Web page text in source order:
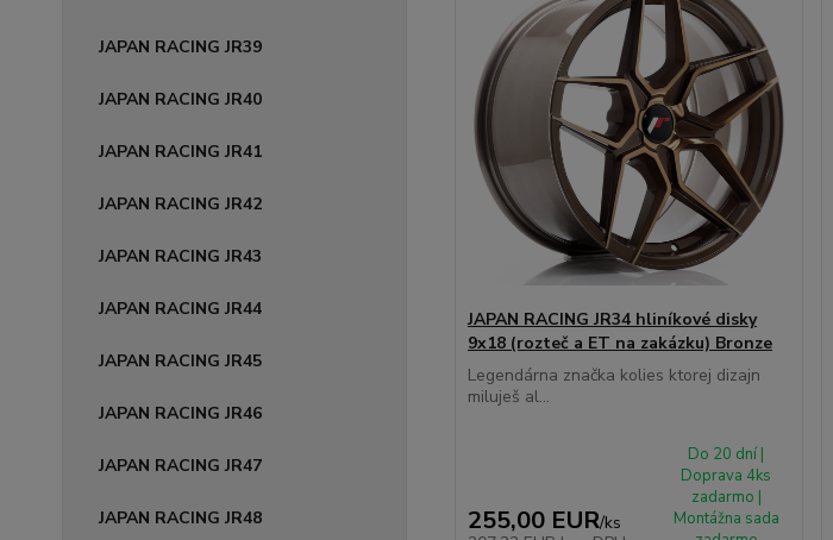
JAPAN RACING JR39
JAPAN RACING JR40
JAPAN RACING JR41
JAPAN RACING JR42
JAPAN RACING JR43
JAPAN RACING JR44
JAPAN RACING JR45
JAPAN RACING JR46
JAPAN RACING JR47
JAPAN RACING JR48
JAPAN RACING JR34 hliníkové disky
9x18 (rozteč a ET na zakázku) Bronze
Legendárna značka kolies ktorej dizajn
miluješ al...
255,00 EUR/ks
Do 20 dní |
Doprava 4ks
zadarmo |
Montážna sada